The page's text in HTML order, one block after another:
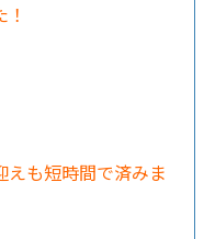
えも短時間で済みま